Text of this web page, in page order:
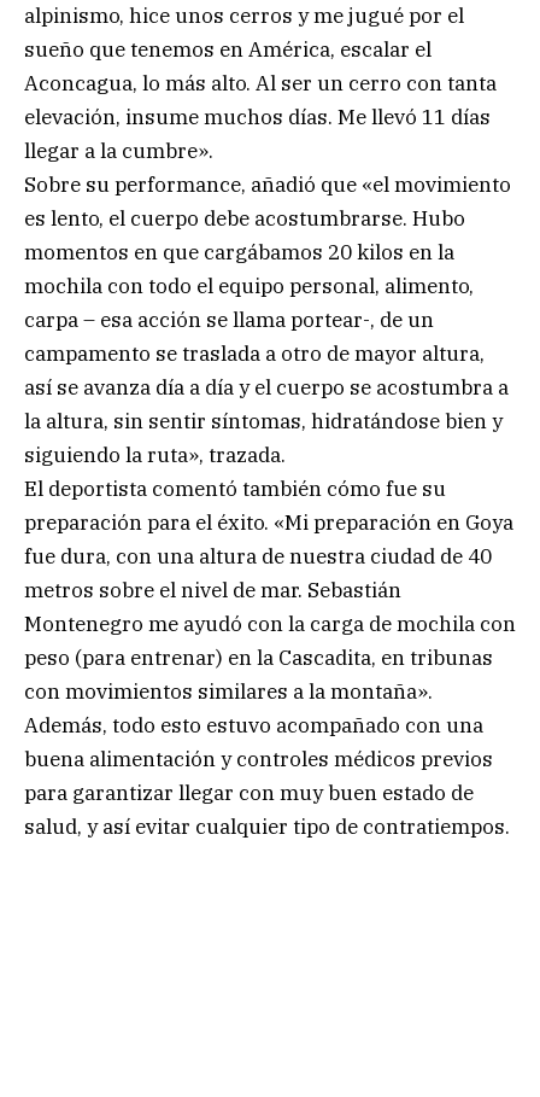
alpinismo, hice unos cerros y me jugué por el
sueño que tenemos en América, escalar el
Aconcagua, lo más alto. Al ser un cerro con tanta
elevación, insume muchos días. Me llevó 11 días
llegar a la cumbre».
Sobre su performance, añadió que «el movimiento
es lento, el cuerpo debe acostumbrarse. Hubo
momentos en que cargábamos 20 kilos en la
mochila con todo el equipo personal, alimento,
carpa – esa acción se llama portear-, de un
campamento se traslada a otro de mayor altura,
así se avanza día a día y el cuerpo se acostumbra a
la altura, sin sentir síntomas, hidratándose bien y
siguiendo la ruta», trazada.
El deportista comentó también cómo fue su
preparación para el éxito. «Mi preparación en Goya
fue dura, con una altura de nuestra ciudad de 40
metros sobre el nivel de mar. Sebastián
Montenegro me ayudó con la carga de mochila con
peso (para entrenar) en la Cascadita, en tribunas
con movimientos similares a la montaña».
Además, todo esto estuvo acompañado con una
buena alimentación y controles médicos previos
para garantizar llegar con muy buen estado de
salud, y así evitar cualquier tipo de contratiempos.